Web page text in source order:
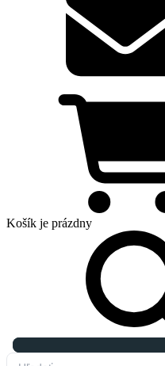
Košík je prázdny